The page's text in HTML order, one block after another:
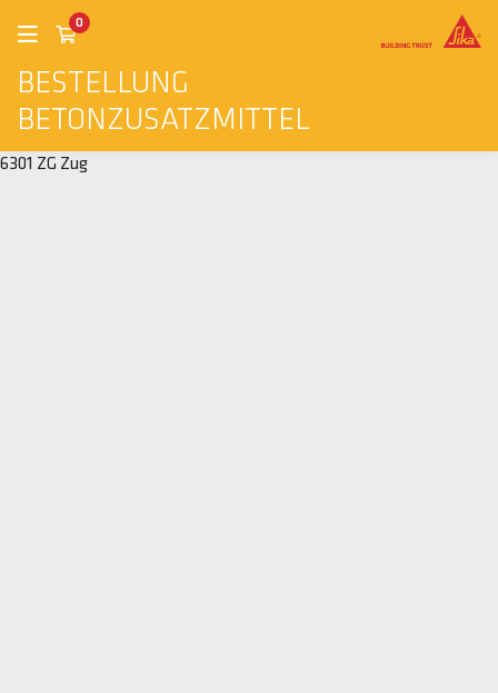
BESTELLUNG
BETONZUSATZMITTEL
0
6301 ZG Zug